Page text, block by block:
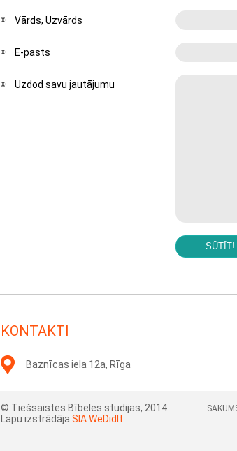
Vārds, Uzvārds
E-pasts
Uzdod savu jautājumu
SŪTĪT!
KONTAKTI
Baznīcas iela 12a, Rīga
© Tiešsaistes Bībeles studijas, 2014
Lapu izstrādāja SIA WeDidIt